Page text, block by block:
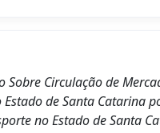
Circulação de
de Santa Catarina
no Estado de Santa